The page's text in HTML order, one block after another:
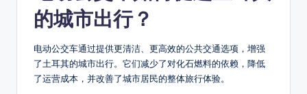
的城市出行？
电动公交车通过提供更清洁、更高效的公共交通选项，增强
了土耳其的城市出行。它们减少了对化石燃料的依赖，降低
了运营成本，并改善了城市居民的整体旅行体验。